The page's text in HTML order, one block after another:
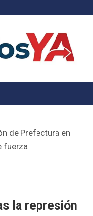
de Prefectura en
fuerza
la represión